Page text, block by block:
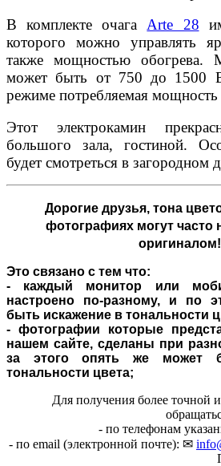
В комплекте очага Arte 28
которого можно управлять
также мощностью обогрева.
может быть от 750 до 1500
режиме потребляемая
Этот электрокамин
большого зала, гостиной.
будет смотреться в загородном
Дорогие друзья,тона
фотографиях могут часто
оригиналом!
Это связано с тем что:
- каждый монитор или
настроено по-разному, и по
быть искажение в тональности
- фотографии которые
нашем сайте, сделаны при
за этого опять же может
тональности цвета;
Для получения более точной
- по телефонам
- по email (электронной почте): ✉